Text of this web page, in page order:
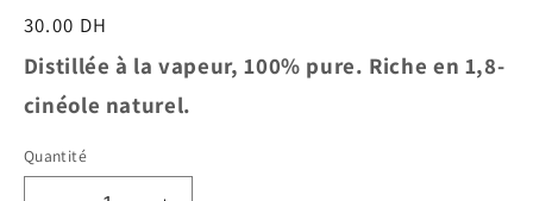
Prix
habituel
30.00 DH
Distillée à la vapeur, 100% pure. Riche en 1,8-
cinéole naturel.
Quantité